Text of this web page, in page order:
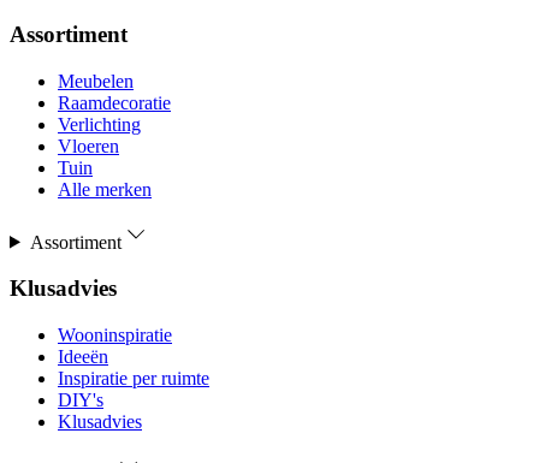
Assortiment
Meubelen
Raamdecoratie
Verlichting
Vloeren
Tuin
Alle merken
Assortiment
Klusadvies
Wooninspiratie
Ideeën
Inspiratie per ruimte
DIY's
Klusadvies